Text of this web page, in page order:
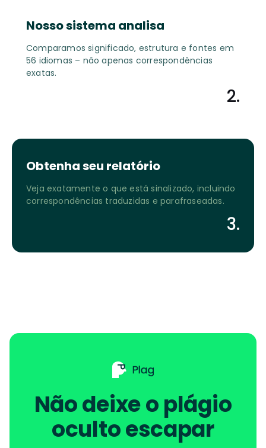
Nosso sistema analisa
Comparamos significado, estrutura e fontes em
56 idiomas – não apenas correspondências
exatas.
2.
Obtenha seu relatório
Veja exatamente o que está sinalizado, incluindo
correspondências traduzidas e parafraseadas.
3.
Não deixe o plágio
oculto escapar